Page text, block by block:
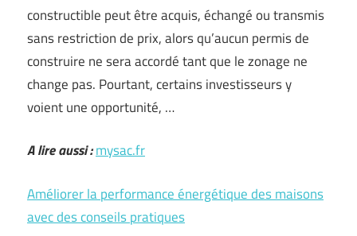
constructible peut être acquis, échangé ou transmis
sans restriction de prix, alors qu’aucun permis de
construire ne sera accordé tant que le zonage ne
change pas. Pourtant, certains investisseurs y
voient une opportunité, …
A lire aussi :mysac.fr
Améliorer la performance énergétique des maisons
avec des conseils pratiques